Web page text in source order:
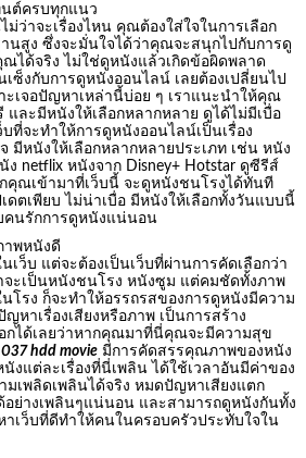
นต์ครบทุกแนว
ว่าจะเรื่องไหน คุณต้องใส่ใจในการเลือก
นสูง ซึ่งจะมั่นใจได้ว่าคุณจะสนุกไปกับการดู
ได้จริง ไม่ใช่ดูหนังแล้วเกิดข้อผิดพลาด
ซ็งกับการดูหนังออนไลน์ เลยต้องเปลี่ยนไป
ะเจอปัญหาเหล่านี้บ่อย ๆ เราแนะนำให้คุณ
ละมีหนังให้เลือกหลากหลาย ดูได้ไม่มีเบื่อ
บที่จะทำให้การดูหนังออนไลน์เป็นเรื่อง
มีหนังให้เลือกหลากหลายประเภท เช่น หนัง
ง netflix หนังจาก Disney+ Hotstar ดูซีรีส์
คุณเข้ามาที่เว็บนี้ จะดูหนังชนโรงได้ทันที
ตเพียบ ไม่น่าเบื่อ มีหนังให้เลือกทั้งวันแบบนี้
คนรักการดูหนังแน่นอน
าพหนังดี
เว็บ แต่จะต้องเป็นเว็บที่ผ่านการคัดเลือกว่า
ะเป็นหนังชนโรง หนังซูม แต่คมชัดทั้งภาพ
นโรง ก็จะทำให้อรรถรสของการดูหนังมีความ
หาเรื่องเสียงหรือภาพ เป็นการสร้าง
ได้เลยว่าหากคุณมาที่นี่คุณจะมีความสุข
037 hdd movieมีการคัดสรรคุณภาพของหนัง
งแต่ละเรื่องที่นี่เพลิน ได้ใช้เวลาอันมีค่าของ
เพลิดเพลินได้จริง หมดปัญหาเสียงแตก
ย่างเพลินๆแน่นอน และสามารถดูหนังกันทั้ง
าเว็บที่ดีทำให้คนในครอบครัวประทับใจใน